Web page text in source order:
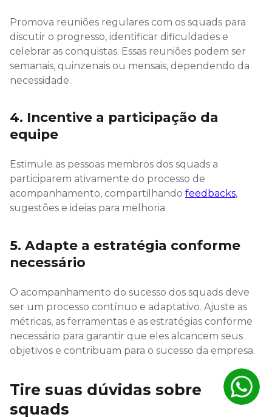
Promova reuniões regulares com os squads para
discutir o progresso, identificar dificuldades e
celebrar as conquistas. Essas reuniões podem ser
semanais, quinzenais ou mensais, dependendo da
necessidade.
4. Incentive a participação da
equipe
Estimule as pessoas membros dos squads a
participarem ativamente do processo de
acompanhamento, compartilhando feedbacks,
sugestões e ideias para melhoria.
5. Adapte a estratégia conforme
necessário
O acompanhamento do sucesso dos squads deve
ser um processo contínuo e adaptativo. Ajuste as
métricas, as ferramentas e as estratégias conforme
necessário para garantir que eles alcancem seus
objetivos e contribuam para o sucesso da empresa.
Tire suas dúvidas sobre
squads